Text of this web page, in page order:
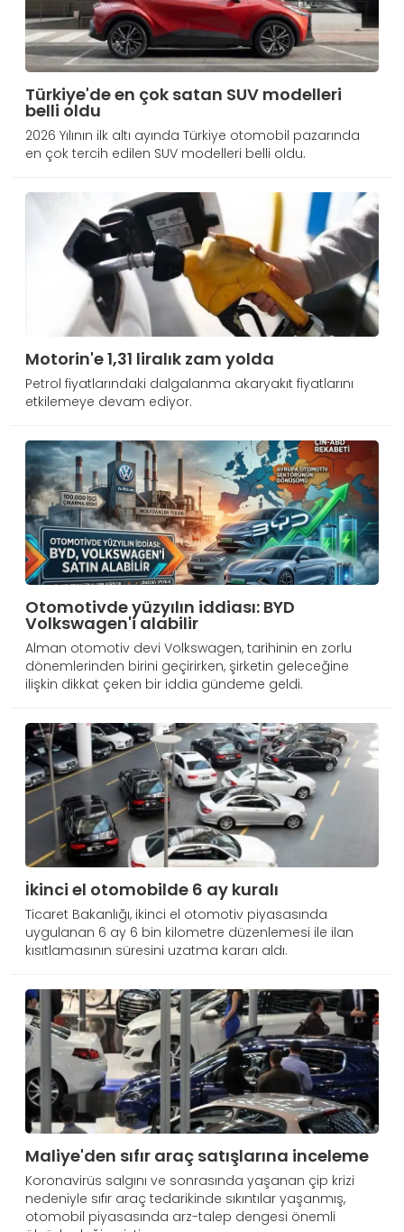
Türkiye'de en çok satan SUV modelleri
belli oldu
2026 Yılının ilk altı ayında Türkiye otomobil pazarında
en çok tercih edilen SUV modelleri belli oldu.
Motorin'e 1,31 liralık zam yolda
Petrol fiyatlarındaki dalgalanma akaryakıt fiyatlarını
etkilemeye devam ediyor.
Otomotivde yüzyılın iddiası: BYD
Volkswagen'i alabilir
Alman otomotiv devi Volkswagen, tarihinin en zorlu
dönemlerinden birini geçirirken, şirketin geleceğine
ilişkin dikkat çeken bir iddia gündeme geldi.
İkinci el otomobilde 6 ay kuralı
Ticaret Bakanlığı, ikinci el otomotiv piyasasında
uygulanan 6 ay 6 bin kilometre düzenlemesi ile ilan
kısıtlamasının süresini uzatma kararı aldı.
Maliye'den sıfır araç satışlarına inceleme
Koronavirüs salgını ve sonrasında yaşanan çip krizi
nedeniyle sıfır araç tedarikinde sıkıntılar yaşanmış,
otomobil piyasasında arz-talep dengesi önemli